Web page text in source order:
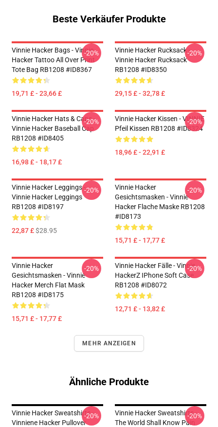
Beste Verkäufer Produkte
Vinnie Hacker Bags - Vinnie
Hacker Tattoo All Over Print
Tote Bag RB1208 #ID8367
19,71 £ - 23,66 £
-20%
Vinnie Hacker Rucksack -
Vinnie Hacker Rucksack
RB1208 #ID8350
29,15 £ - 32,78 £
-20%
Vinnie Hacker Hats & Caps -
Vinnie Hacker Baseball Cap
RB1208 #ID8405
16,98 £ - 18,17 £
-20%
Vinnie Hacker Kissen - VINNIE
Pfeil Kissen RB1208 #ID8324
18,96 £ - 22,91 £
-20%
Vinnie Hacker Leggings -
Vinnie Hacker Leggings
RB1208 #ID8197
22,87 £$28.95
-20%
Vinnie Hacker
Gesichtsmasken - Vinnie
Hacker Flache Maske RB1208
#ID8173
15,71 £ - 17,77 £
-20%
Vinnie Hacker
Gesichtsmasken - Vinnie
Hacker Merch Flat Mask
RB1208 #ID8175
15,71 £ - 17,77 £
-20%
Vinnie Hacker Fälle - Vinnie
HackerZ IPhone Soft Case
RB1208 #ID8072
12,71 £ - 13,82 £
-20%
MEHR ANZEIGEN
Ähnliche Produkte
Vinnie Hacker Sweatshirts -
Vinniene Hacker Pullover
-20%
Vinnie Hacker Sweatshirts -
The World Shall Know Pain
-20%